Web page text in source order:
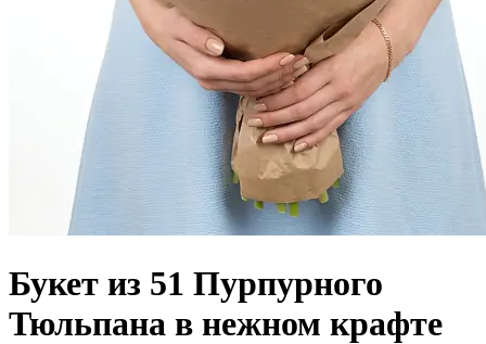
Букет из 51 Пурпурного
Тюльпана в нежном крафте